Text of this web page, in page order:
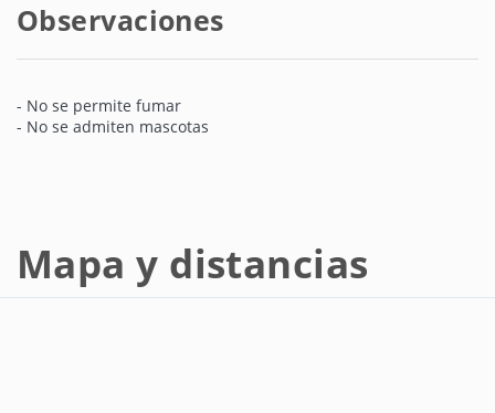
Observaciones
- No se permite fumar
- No se admiten mascotas
Mapa y distancias